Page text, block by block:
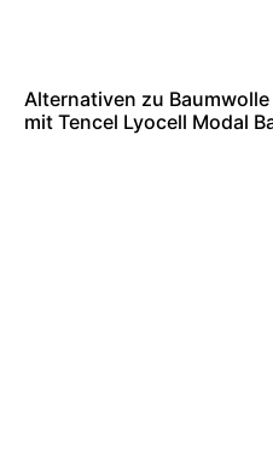
Alternativen zu
mit Tencel Lyocell Modal